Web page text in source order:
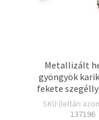
Metallizált
gyöngyök
fekete
mm, furat 3
színű – 50 g
SKU (leltári
137196